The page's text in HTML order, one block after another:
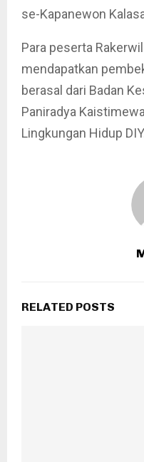
se-Kapanewon
Para peserta
mendapatkan
berasal dari Badan
Paniradya
Lingkungan Hidup
RELATED POSTS